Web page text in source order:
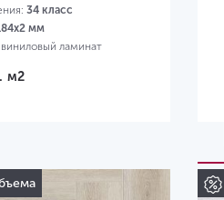
34 класс
мм
ламинат
м2